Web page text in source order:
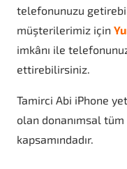
telefonunuzu
müşterilerimiz için
imkânı ile
ettirebilirsiniz.
Tamirci Abi iPhone
olan donanımsal
kapsamındadır.